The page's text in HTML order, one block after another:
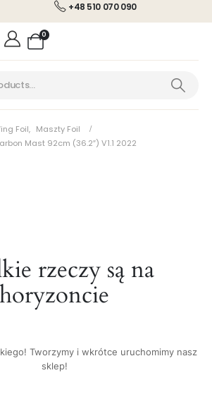
+48 510 070 090
0
Foil, Maszty Foil
Mast 92cm (36.2″) V1.1 2022
rzeczy są na
horyzoncie
Tworzymy i wkrótce uruchomimy nasz
sklep!